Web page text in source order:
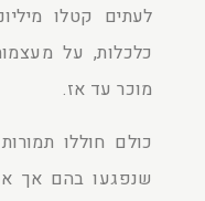
לעתים קטלו
כלכלות, על
מוכר עד אז.
כולם חוללו
שנפגעו בהם אך